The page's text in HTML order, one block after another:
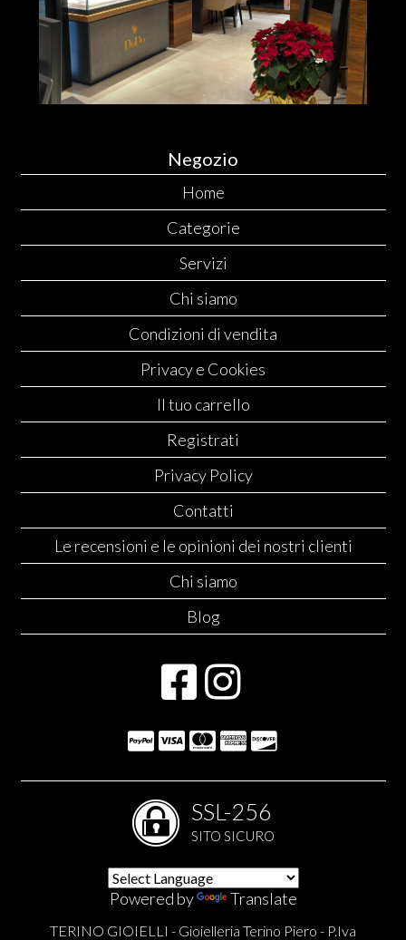
Negozio
Home
Categorie
Servizi
Chi siamo
Condizioni di vendita
Privacy e Cookies
Il tuo carrello
Registrati
Privacy Policy
Contatti
Le recensioni e le opinioni dei nostri clienti
Chi siamo
Blog
SSL-256
SITO SICURO
Powered by Translate
TERINO GIOIELLI - Gioielleria Terino Piero - P.Iva